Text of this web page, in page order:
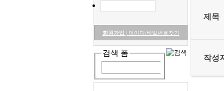
회원가입 | 아이디/비밀번호찾기
검색 폼
제목
작성